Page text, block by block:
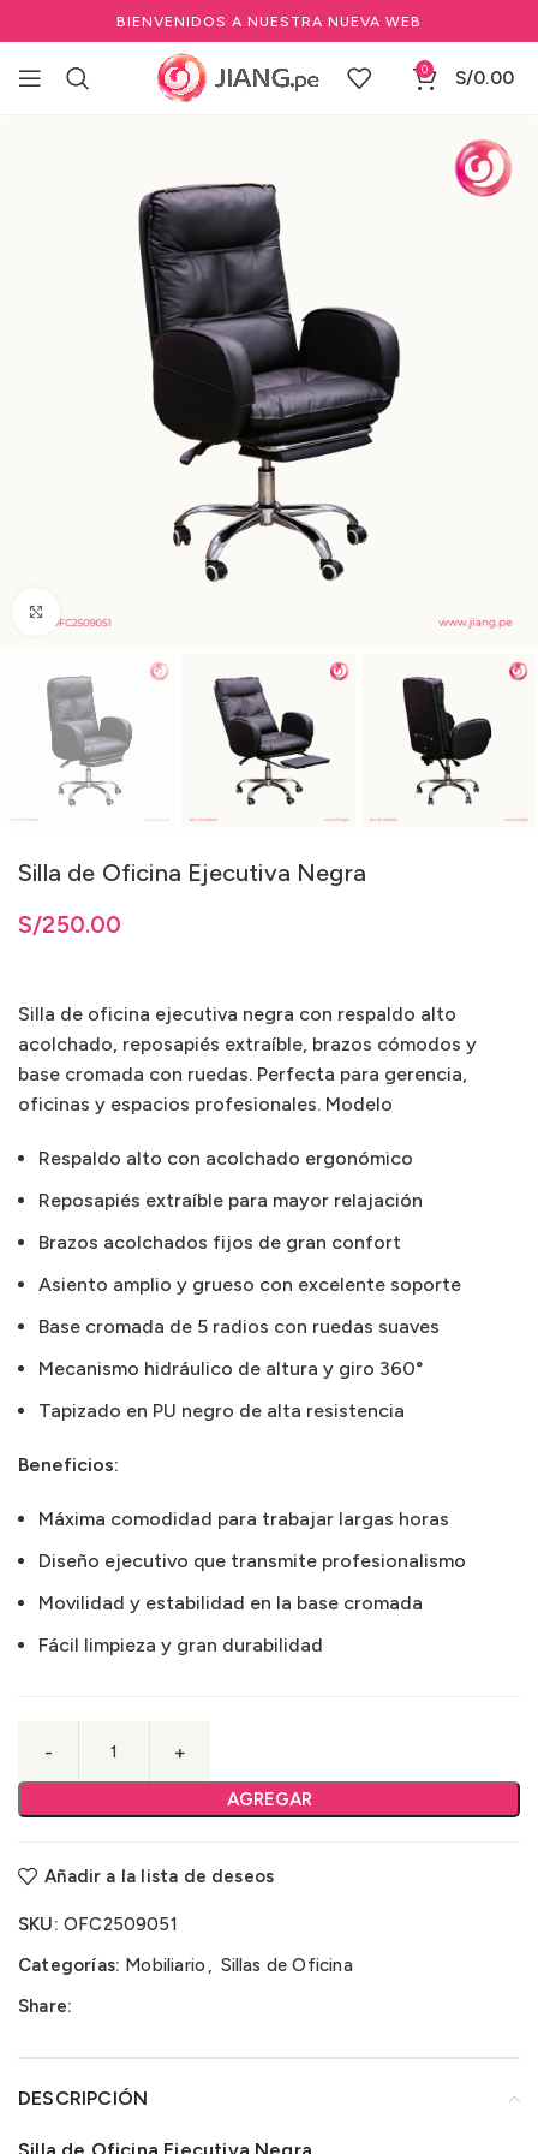
BIENVENIDOS A NUESTRA NUEVA WEB
0 S/0.00
Silla de Oficina Ejecutiva Negra
S/250.00
Silla de oficina ejecutiva negra con respaldo alto
acolchado, reposapiés extraíble, brazos cómodos y
base cromada con ruedas. Perfecta para gerencia,
oficinas y espacios profesionales. Modelo
Respaldo alto con acolchado ergonómico
Reposapiés extraíble para mayor relajación
Brazos acolchados fijos de gran confort
Asiento amplio y grueso con excelente soporte
Base cromada de 5 radios con ruedas suaves
Mecanismo hidráulico de altura y giro 360°
Tapizado en PU negro de alta resistencia
Beneficios:
Máxima comodidad para trabajar largas horas
Diseño ejecutivo que transmite profesionalismo
Movilidad y estabilidad en la base cromada
Fácil limpieza y gran durabilidad
AGREGAR
Añadir a la lista de deseos
SKU: OFC2509051
Categorías: Mobiliario , Sillas de Oficina
Share:
DESCRIPCIÓN